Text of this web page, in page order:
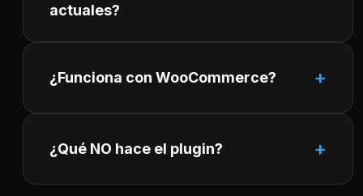
actuales?
¿Funciona con WooCommerce?
¿Qué NO hace el plugin?